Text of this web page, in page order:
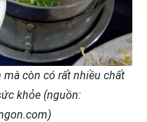
còn có rất nhiều chất
khỏe (nguồn: